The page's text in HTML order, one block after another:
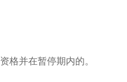
格并在暂停期内的。